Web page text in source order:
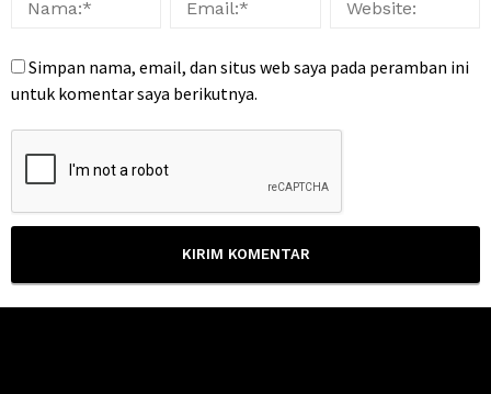
Simpan nama, email, dan situs web saya pada peramban ini
untuk komentar saya berikutnya.